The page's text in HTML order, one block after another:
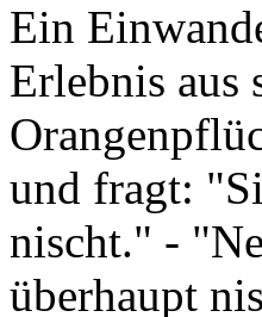
Ein
Erlebnis aus
und fragt:
nischt." -
überhaupt